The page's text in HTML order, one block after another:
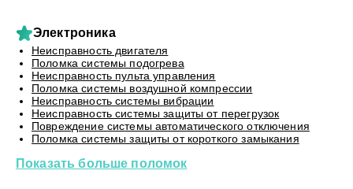
Электроника
Неисправность двигателя
Поломка системы подогрева
Неисправность пульта управления
Поломка системы воздушной компрессии
Неисправность системы вибрации
Неисправность системы защиты от перегрузок
Повреждение системы автоматического отключения
Поломка системы защиты от короткого замыкания
Показать больше поломок